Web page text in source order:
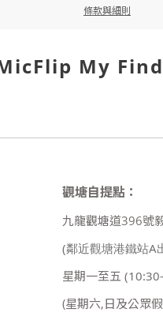
條款與細則
My
觀塘自提點：
九龍觀塘道396號
(鄰近觀塘港鐵站A
星期一至五
(星期六,日及公眾